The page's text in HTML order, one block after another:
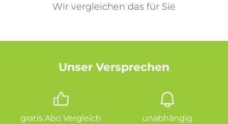
Wir vergleichen das für Sie
Unser Versprechen
gratis Abo Vergleich unabhängig